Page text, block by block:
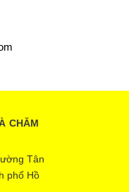
CHĂM
Tân
phố Hồ